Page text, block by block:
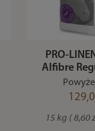
PRO-
Alfibre
15 kg ( 8,60